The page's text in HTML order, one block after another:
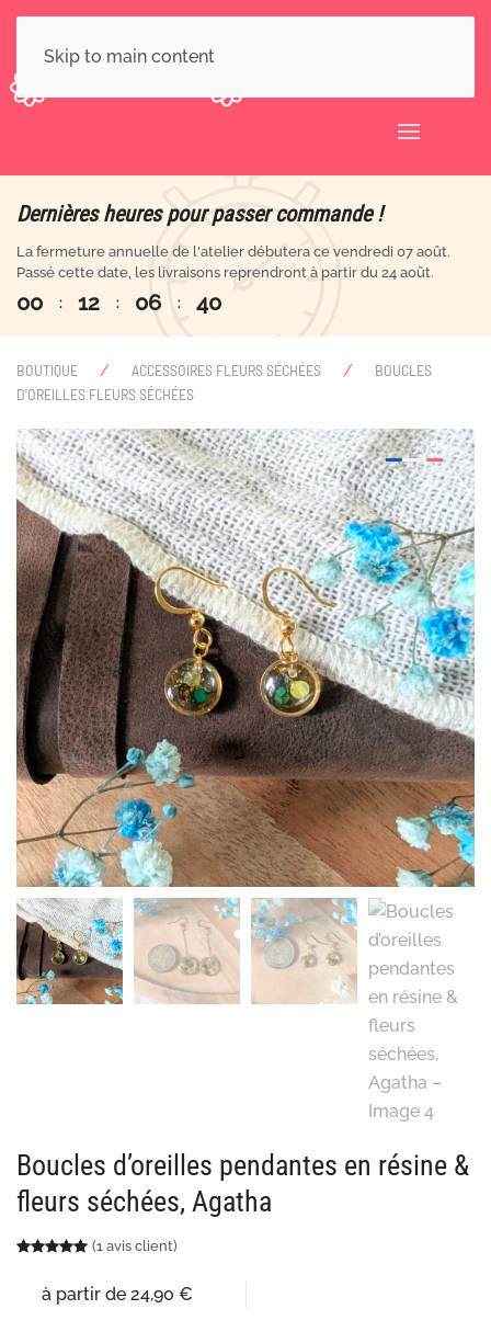
Skip to main content
Dernières heures pour passer commande !
La fermeture annuelle de l'atelier débutera ce vendredi 07 août.
Passé cette date, les livraisons reprendront à partir du 24 août.
00 : 12 : 06 : 39
BOUTIQUE ACCESSOIRES FLEURS SÉCHÉES
BOUCLES
D’OREILLES FLEURS SÉCHÉES
Boucles d’oreilles pendantes en résine &
fleurs séchées, Agatha
Noté5.00sur 5 basé sur
1(1 avis client)
à partir de 24,90 €